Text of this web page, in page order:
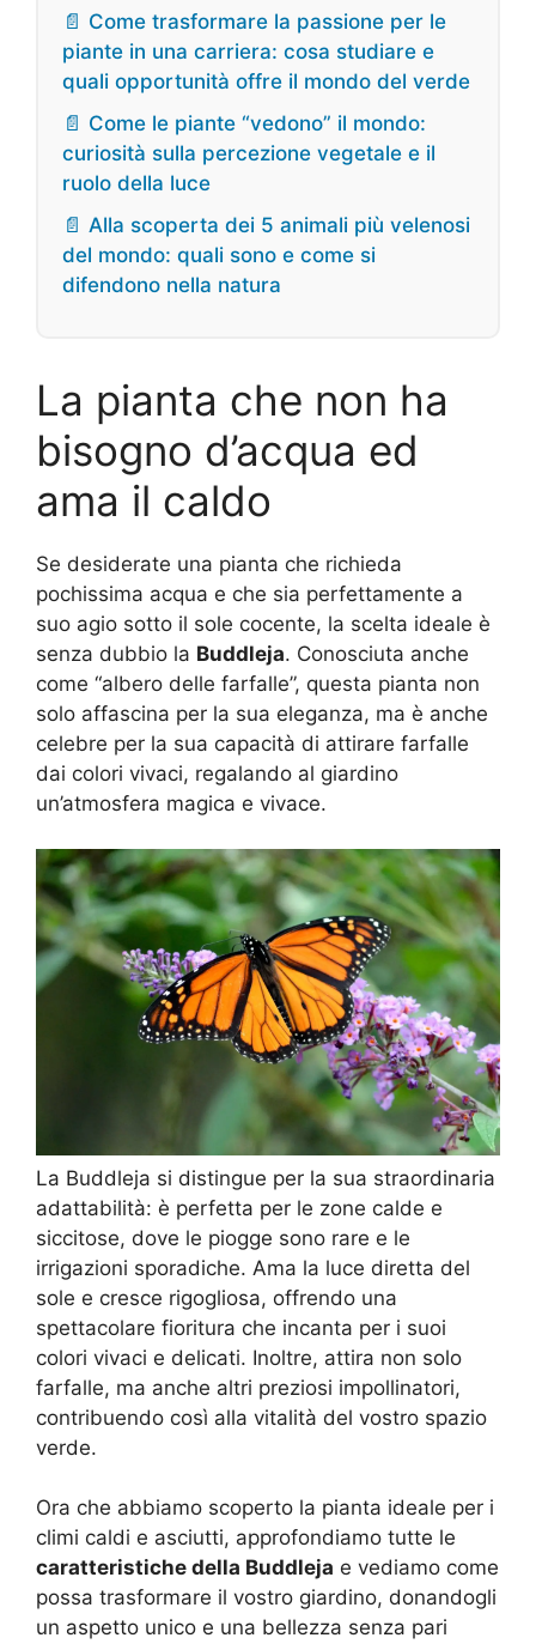
📄 Come trasformare la passione per le
piante in una carriera: cosa studiare e
quali opportunità offre il mondo del verde
📄 Come le piante “vedono” il mondo:
curiosità sulla percezione vegetale e il
ruolo della luce
📄 Alla scoperta dei 5 animali più velenosi
del mondo: quali sono e come si
difendono nella natura
La pianta che non ha
bisogno d’acqua ed
ama il caldo
Se desiderate una pianta che richieda
pochissima acqua e che sia perfettamente a
suo agio sotto il sole cocente, la scelta ideale è
senza dubbio la Buddleja. Conosciuta anche
come “albero delle farfalle”, questa pianta non
solo affascina per la sua eleganza, ma è anche
celebre per la sua capacità di attirare farfalle
dai colori vivaci, regalando al giardino
un’atmosfera magica e vivace.
La Buddleja si distingue per la sua straordinaria
adattabilità: è perfetta per le zone calde e
siccitose, dove le piogge sono rare e le
irrigazioni sporadiche. Ama la luce diretta del
sole e cresce rigogliosa, offrendo una
spettacolare fioritura che incanta per i suoi
colori vivaci e delicati. Inoltre, attira non solo
farfalle, ma anche altri preziosi impollinatori,
contribuendo così alla vitalità del vostro spazio
verde.
Ora che abbiamo scoperto la pianta ideale per i
climi caldi e asciutti, approfondiamo tutte le
caratteristiche della Buddleja e vediamo come
possa trasformare il vostro giardino, donandogli
un aspetto unico e una bellezza senza pari